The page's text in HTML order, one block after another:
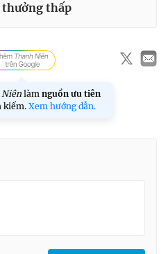
thưởng thấp
Niên làm nguồn ưu tiên
kiếm. Xem hướng dẫn.